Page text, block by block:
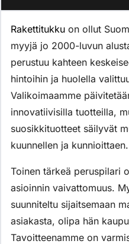
Rakettitukku on ollut
myyjä jo 2000-luvun
perustuu kahteen
hintoihin ja huolella
Valikoimaamme
innovatiivisilla tuotteilla,
suosikkituotteet säilyvät
kuunnellen ja kunnioittaen.
Toinen tärkeä peruspilari
asioinnin vaivattomuus.
suunniteltu sijaitsemaan
asiakasta, olipa hän
Tavoitteenamme on